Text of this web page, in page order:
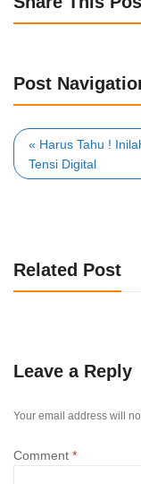
Post
« Harus Tahu !
Tensi Digital
Related Post
Leave a Reply
Your email address will
Comment *